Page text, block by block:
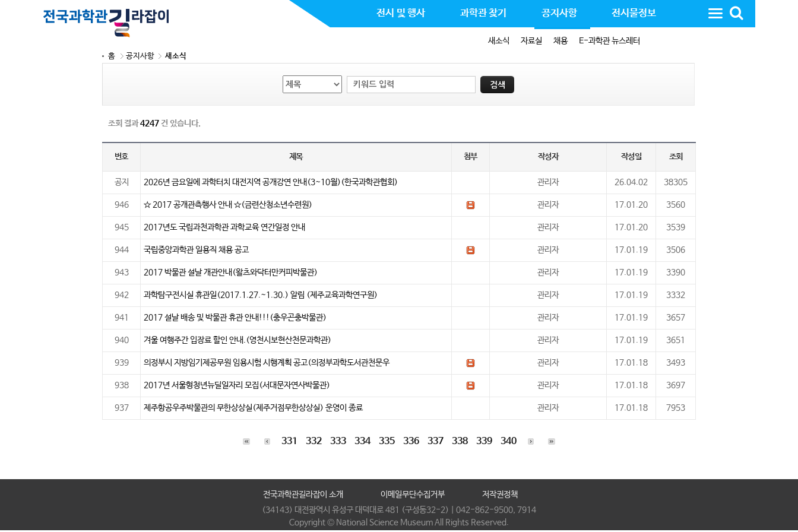
전시 및 행사 과학관 찾기 공지사항
새소식 자료실 채용 E-과학관 뉴스레터
전시물정보
홈 공지사항 새소식
조회 결과4247 건 있습니다.
번호 제목 첨부 작성자 작성일 조회
공지 2026년 금요일에 과학터치 대전지역 공개강연 안내(3~10월)(한국과학관협회) 관리자 26.04.02 38305
946 ☆ 2017 공개관측행사 안내 ☆(금련산청소년수련원) 관리자 17.01.20 3560
945 2017년도 국립과천과학관 과학교육 연간일정 안내 관리자 17.01.20 3539
944 국립중앙과학관 일용직 채용 공고 관리자 17.01.19 3506
943 2017 박물관 설날 개관안내(왈츠와닥터만커피박물관) 관리자 17.01.19 3390
942 과학탐구전시실 휴관일(2017.1.27.~1.30.) 알림 (제주교육과학연구원) 관리자 17.01.19 3332
941 2017 설날 배송 및 박물관 휴관 안내!!!(충우곤충박물관) 관리자 17.01.19 3657
940 겨울 여행주간 입장료 할인 안내.(영천시보현산천문과학관) 관리자 17.01.19 3651
939 의정부시 지방임기제공무원 임용시험 시행계획 공고(의정부과학도서관천문우 관리자 17.01.18 3493
938 2017년 서울형청년뉴딜일자리 모집(서대문자연사박물관) 관리자 17.01.18 3697
937 제주항공우주박물관의 무한상상실(제주거점무한상상실) 운영이 종료 관리자 17.01.18 7953
331 332 333 334 335 336 337 338 339 340
전국과학관길라잡이 소개 이메일무단수집거부 저작권정책
(34143) 대전광역시 유성구 대덕대로 481 (구성동32-2) | 042-862-9500, 7914
Copyright © National Science Museum All Rights Reserved.